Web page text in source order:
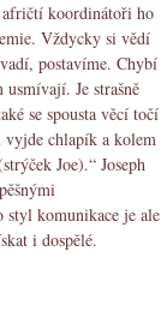
afričtí koordinátoři ho
Vždycky si vědí
postavíme. Chybí
Je strašně
se spousta věcí točí
vyjde chlapík a kolem
Joe).“ Joseph
styl komunikace je ale
i dospělé.